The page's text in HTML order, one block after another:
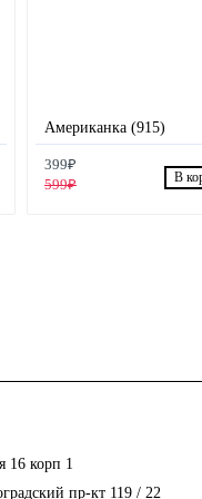
Американка (915)
399₽
599₽
В
16 корп 1
пр-кт 119 / 22